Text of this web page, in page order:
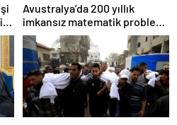
Avustralya’da 200 yıllık
imkansız matematik problemi
çözüldü